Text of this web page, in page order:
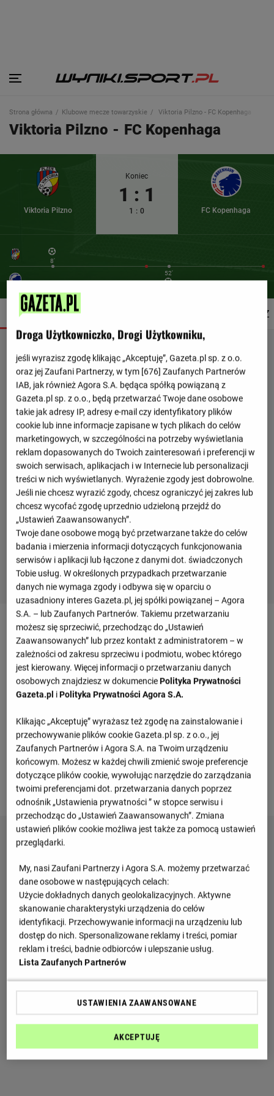
Strona główna Klubowe mecze towarzyskie Viktoria Pilzno - FC Kopenhaga
Viktoria Pilzno - FC Kopenhaga
Viktoria Pilzno
Koniec
1 : 1
1 : 0 FC Kopenhaga
8'
52'
SZCZEGÓŁY TERMINARZ
Mecz Viktoria Pilzno - FC Kopenhaga -
szczegóły
Przegląd wydarzeń
(8') (52')
Informacje o meczu
Klubowe mecze towarzyskie
Wtorek 07.07.2026, godzina 16:00
Droga Użytkowniczko, Drogi Użytkowniku,
jeśli wyrazisz zgodę klikając „Akceptuję”, Gazeta.pl sp. z o.o.
oraz jej Zaufani Partnerzy, w tym [676] Zaufanych Partnerów
IAB, jak również Agora S.A. będąca spółką powiązaną z
Gazeta.pl sp. z o.o., będą przetwarzać Twoje dane osobowe
takie jak adresy IP, adresy e-mail czy identyfikatory plików
cookie lub inne informacje zapisane w tych plikach do celów
marketingowych, w szczególności na potrzeby wyświetlania
reklam dopasowanych do Twoich zainteresowań i preferencji w
swoich serwisach, aplikacjach i w Internecie lub personalizacji
treści w nich wyświetlanych. Wyrażenie zgody jest dobrowolne.
Jeśli nie chcesz wyrazić zgody, chcesz ograniczyć jej zakres lub
chcesz wycofać zgodę uprzednio udzieloną przejdź do
„Ustawień Zaawansowanych”.
Twoje dane osobowe mogą być przetwarzane także do celów
badania i mierzenia informacji dotyczących funkcjonowania
serwisów i aplikacji lub łączone z danymi dot. świadczonych
Tobie usług. W określonych przypadkach przetwarzanie
danych nie wymaga zgody i odbywa się w oparciu o
uzasadniony interes Gazeta.pl, jej spółki powiązanej – Agora
S.A. – lub Zaufanych Partnerów. Takiemu przetwarzaniu
możesz się sprzeciwić, przechodząc do „Ustawień
Zaawansowanych” lub przez kontakt z administratorem – w
zależności od zakresu sprzeciwu i podmiotu, wobec którego
jest kierowany. Więcej informacji o przetwarzaniu danych
osobowych znajdziesz w dokumenciePolityka Prywatności
Gazeta.pl iPolityka Prywatności Agora S.A.
Klikając „Akceptuję” wyrażasz też zgodę na zainstalowanie i
przechowywanie plików cookie Gazeta.pl sp. z o.o., jej
Zaufanych Partnerów i Agora S.A. na Twoim urządzeniu
końcowym. Możesz w każdej chwili zmienić swoje preferencje
dotyczące plików cookie, wywołując narzędzie do zarządzania
twoimi preferencjami dot. przetwarzania danych poprzez
odnośnik „Ustawienia prywatności ” w stopce serwisu i
przechodząc do „Ustawień Zaawansowanych”. Zmiana
ustawień plików cookie możliwa jest także za pomocą ustawień
przeglądarki.
My, nasi Zaufani Partnerzy i Agora S.A. możemy przetwarzać
dane osobowe w następujących celach:
Użycie dokładnych danych geolokalizacyjnych. Aktywne
skanowanie charakterystyki urządzenia do celów
identyfikacji. Przechowywanie informacji na urządzeniu lub
dostęp do nich. Spersonalizowane reklamy i treści, pomiar
reklam i treści, badnie odbiorców i ulepszanie usług.
Lista Zaufanych Partnerów
USTAWIENIA ZAAWANSOWANE
AKCEPTUJĘ